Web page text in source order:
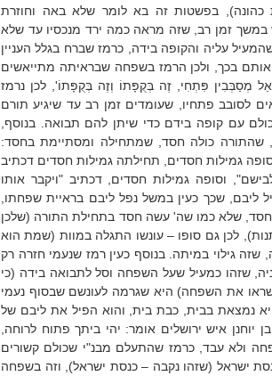
בפשטות זה בא לומר שלא באה וחוזרת
זמן רב, שזה מראה כמה ירד מנכסיו עד שלא
עליה והקופה בידה, כרמז שברח בגלל העניין
בכך, ולכן הרמז בשפחה שבראיתה מתייאשים
מְסַבְּבִין פִּתְחִי, זֶה בְּקֻפָּתוֹ וְזֶה בְּקֻפָּתוֹ', לכן נרמז
לסובב פתחיו, שעומדים זמן רב עד שיגיע תורם
עם קופה בידם כדי שיתן להם תבואה. בנוסף,
שהתורה כולה חסד, שמתחילה ומסתיימת בחסד:
גמילות חסדים, תחילתה גמילות חסדים דכתיב
וסופה גמילות חסדים, דכתיב "ויקבר אותו
ליבם, שכך כעין במשל נפל ליבם בראיית שפחתו,
שלא כמו שה' עשה חסד בתחילת התורה (שלכן
לכן גם סופו – עונשו התגלה במוות (שמת הוא
שזה גילוי במיתה. בנוסף כעין רמז שנעמי חזרה רק
שזהו כמעיל שעל השפחה וסל לתבואה בידה (כי
את השפחה) היא שגרמה לעונשם שבסוף נעמי
נמצאת בבית, כבת בית, והוא הפיל את ליבם של
יוחנן איש ירושלים אומר: יהי ביתך פתוח לרוחה,
ולא עבד, כרמז שהתעלם מבנ"י שכולם קשורים
ישראל (שזהו נקבה – כנסת ישראל), וזה בשפחה